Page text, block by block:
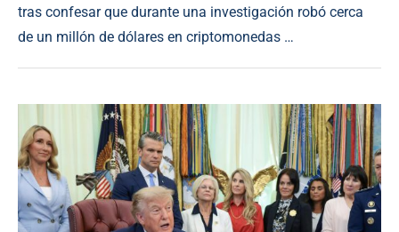
tras confesar que durante una investigación robó cerca
de un millón de dólares en criptomonedas …